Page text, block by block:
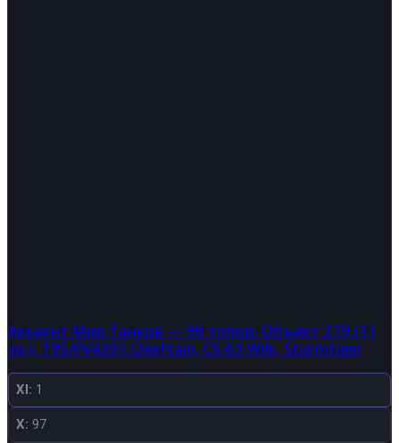
Аккаунт Мир Танков — 98 топов: Объект 279 (11
ур.), T95/FV4201 Chieftain, CS-63 Wilk, Sturmtiger
XI: 1
X: 97